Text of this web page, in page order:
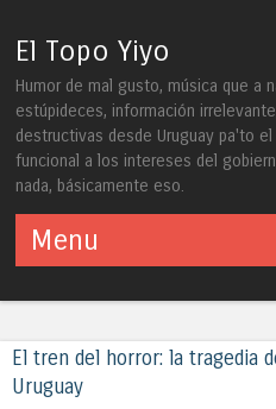
El Topo Yiyo
Humor de mal gusto, música que a
estúpideces, información
destructivas desde Uruguay pa'to
funcional a los intereses del
nada, básicamente eso.
Menu
El tren del horror: la tragedia
Uruguay